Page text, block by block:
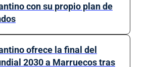
con su propio plan de
ofrece la final del
2030 a Marruecos tras